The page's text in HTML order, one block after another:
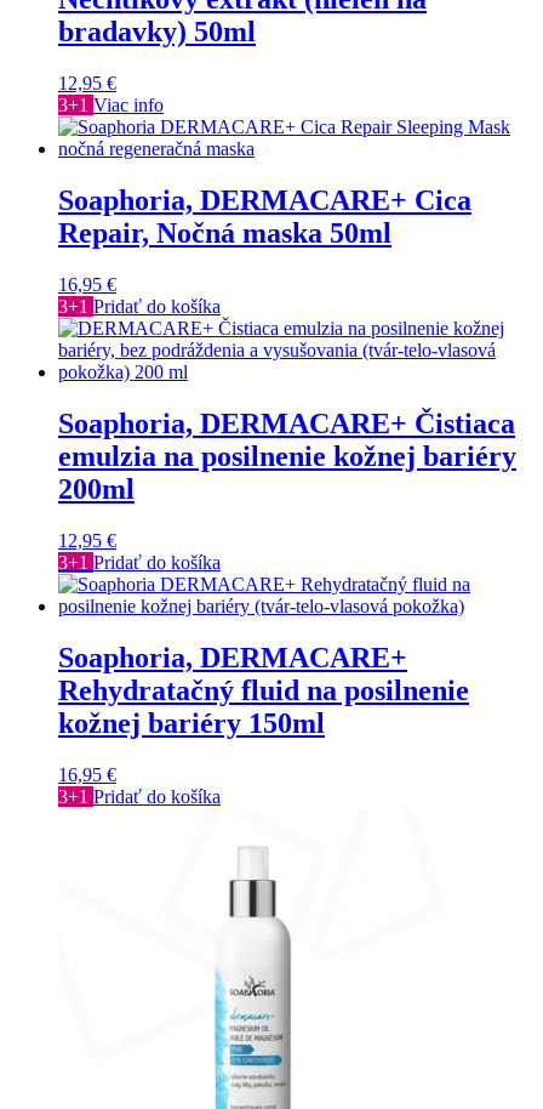
bradavky) 50ml
12,95 €
3+1 Viac info
Soaphoria, DERMACARE+ Cica
Repair, Nočná maska 50ml
16,95 €
3+1 Pridať do košíka
Soaphoria, DERMACARE+ Čistiaca
emulzia na posilnenie kožnej bariéry
200ml
12,95 €
3+1 Pridať do košíka
Soaphoria, DERMACARE+
Rehydratačný fluid na posilnenie
kožnej bariéry 150ml
16,95 €
3+1 Pridať do košíka